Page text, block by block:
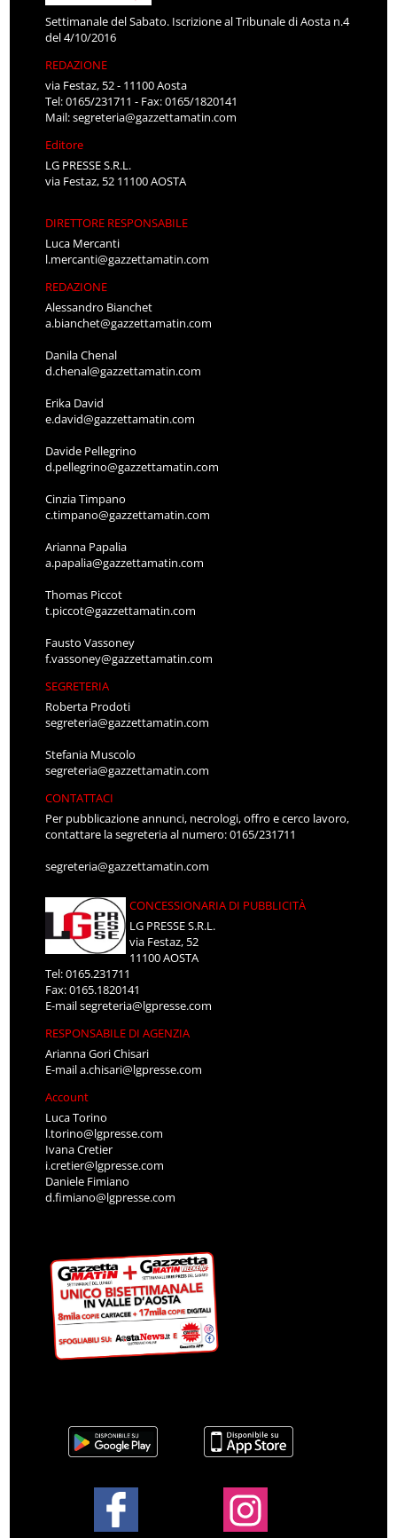
Settimanale del Sabato. Iscrizione al Tribunale di Aosta n.4
del 4/10/2016
REDAZIONE
via Festaz, 52 - 11100 Aosta
Tel: 0165/231711 - Fax: 0165/1820141
Mail:segreteria@gazzettamatin.com
Editore
LG PRESSE S.R.L.
via Festaz, 52 11100 AOSTA
DIRETTORE RESPONSABILE
Luca Mercanti
l.mercanti@gazzettamatin.com
REDAZIONE
Alessandro Bianchet
a.bianchet@gazzettamatin.com
Danila Chenal
d.chenal@gazzettamatin.com
Erika David
e.david@gazzettamatin.com
Davide Pellegrino
d.pellegrino@gazzettamatin.com
Cinzia Timpano
c.timpano@gazzettamatin.com
Arianna Papalia
a.papalia@gazzettamatin.com
Thomas Piccot
t.piccot@gazzettamatin.com
Fausto Vassoney
f.vassoney@gazzettamatin.com
SEGRETERIA
Roberta Prodoti
segreteria@gazzettamatin.com
Stefania Muscolo
segreteria@gazzettamatin.com
CONTATTACI
Per pubblicazione annunci, necrologi, offro e cerco lavoro,
contattare la segreteria al numero: 0165/231711
segreteria@gazzettamatin.com
CONCESSIONARIA DI PUBBLICITÀ
LG PRESSE S.R.L.
via Festaz, 52
11100 AOSTA
Tel: 0165.231711
Fax: 0165.1820141
E-mailsegreteria@lgpresse.com
RESPONSABILE DI AGENZIA
Arianna Gori Chisari
E-maila.chisari@lgpresse.com
Account
Luca Torino
l.torino@lgpresse.com
Ivana Cretier
i.cretier@lgpresse.com
Daniele Fimiano
d.fimiano@lgpresse.com